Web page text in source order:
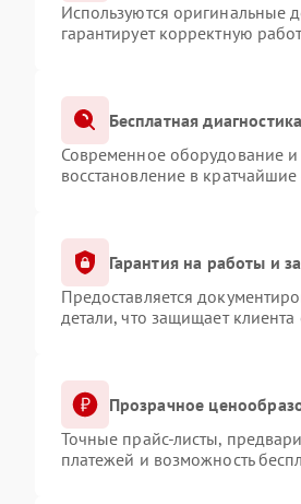
Используются оригинальные
гарантирует корректную
Бесплатная
Современное оборудование и
восстановление в
Гарантия на работы и
Предоставляется
детали, что защищает
Прозрачное
Точные прайс-листы,
платежей и возможность